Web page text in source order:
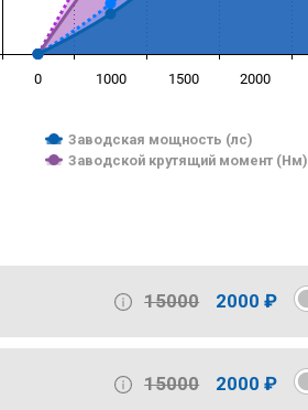
Заводская мощность (лс)
Заводской крутящий момент (Нм)
0 1000 1500 2000
15000 2000 ₽
15000 2000 ₽